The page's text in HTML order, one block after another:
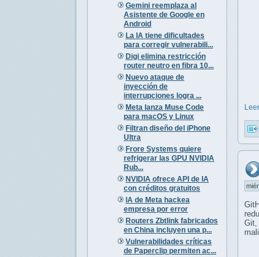
Gemini reemplaza al
Asistente de Google en
Android
La IA tiene dificultades
para corregir vulnerabili...
Digi elimina restricción
router neutro en fibra 10...
Nuevo ataque de
inyección de
interrupciones logra ...
Meta lanza Muse Code
para macOS y Linux
Filtran diseño del iPhone
Ultra
Frore Systems quiere
refrigerar las GPU NVIDIA
Rub...
NVIDIA ofrece API de IA
con créditos gratuitos
IA de Meta hackea
empresa por error
Routers Zbtlink fabricados
en China incluyen una p...
Vulnerabilidades críticas
de Paperclip permiten ac...
Git,